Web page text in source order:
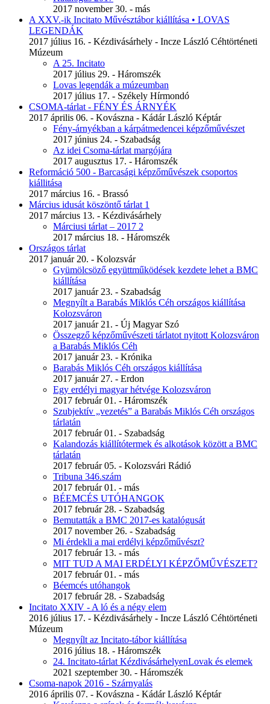
2017 november 30. - más
A XXV.-ik Incitato Művésztábor kiállítása • LOVAS
LEGENDÁK
2017 július 16. - Kézdivásárhely - Incze László Céhtörténeti
Múzeum
A 25. Incitato
2017 július 29. - Háromszék
Lovas legendák a múzeumban
2017 július 17. - Székely Hírmondó
CSOMA-tárlat - FÉNY ÉS ÁRNYÉK
2017 április 06. - Kovászna - Kádár László Képtár
Fény-árnyékban a kárpátmedencei képzőművészet
2017 június 24. - Szabadság
Az idei Csoma-tárlat margójára
2017 augusztus 17. - Háromszék
Reformáció 500 - Barcasági képzőművészek csoportos
kiállitása
2017 március 16. - Brassó
Március idusát köszöntő tárlat 1
2017 március 13. - Kézdivásárhely
Márciusi tárlat – 2017 2
2017 március 18. - Háromszék
Országos tárlat
2017 január 20. - Kolozsvár
Gyümölcsöző együttműködések kezdete lehet a BMC
kiállítása
2017 január 23. - Szabadság
Megnyílt a Barabás Miklós Céh országos kiállítása
Kolozsváron
2017 január 21. - Új Magyar Szó
Összegző képzőművészeti tárlatot nyitott Kolozsváron
a Barabás Miklós Céh
2017 január 23. - Krónika
Barabás Miklós Céh országos kiállítása
2017 január 27. - Erdon
Egy erdélyi magyar hétvége Kolozsváron
2017 február 01. - Háromszék
Szubjektív „vezetés” a Barabás Miklós Céh országos
tárlatán
2017 február 01. - Szabadság
Kalandozás kiállítótermek és alkotások között a BMC
tárlatán
2017 február 05. - Kolozsvári Rádió
Tribuna 346.szám
2017 február 01. - más
BÉEMCÉS UTÓHANGOK
2017 február 28. - Szabadság
Bemutatták a BMC 2017-es katalógusát
2017 november 26. - Szabadság
Mi érdekli a mai erdélyi képzőművészt?
2017 február 13. - más
MIT TUD A MAI ERDÉLYI KÉPZŐMŰVÉSZET?
2017 február 01. - más
Béemcés utóhangok
2017 február 28. - Szabadság
Incitato XXIV - A ló és a négy elem
2016 július 17. - Kézdivásárhely - Incze László Céhtörténeti
Múzeum
Megnyílt az Incitato-tábor kiállítása
2016 július 18. - Háromszék
24. Incitato-tárlat KézdivásárhelyenLovak és elemek
2021 szeptember 30. - Háromszék
Csoma-napok 2016 - Szárnyalás
2016 április 07. - Kovászna - Kádár László Képtár